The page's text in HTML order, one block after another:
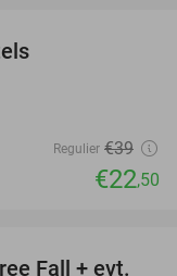
Regulier €39
€22,50
Fall + evt.